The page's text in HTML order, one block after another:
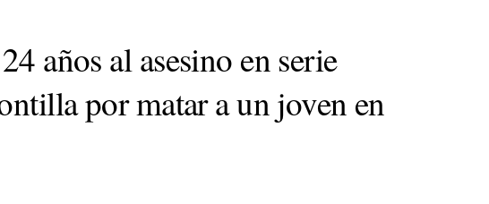
años al asesino en serie
por matar a un joven en